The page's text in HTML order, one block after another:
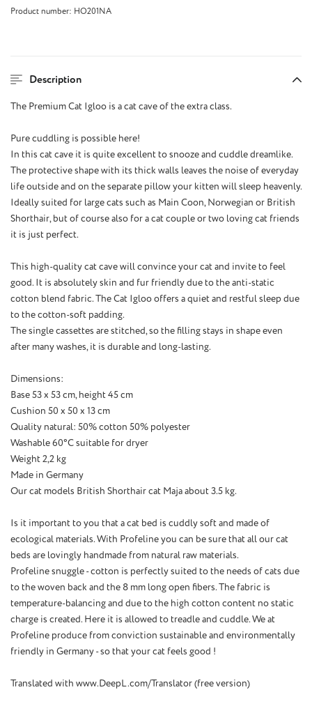
Product number: HO201NA
Description
The Premium Cat Igloo is a cat cave of the extra class.
Pure cuddling is possible here!
In this cat cave it is quite excellent to snooze and cuddle dreamlike.
The protective shape with its thick walls leaves the noise of everyday
life outside and on the separate pillow your kitten will sleep heavenly.
Ideally suited for large cats such as Main Coon, Norwegian or British
Shorthair, but of course also for a cat couple or two loving cat friends
it is just perfect.
This high-quality cat cave will convince your cat and invite to feel
good. It is absolutely skin and fur friendly due to the anti-static
cotton blend fabric. The Cat Igloo offers a quiet and restful sleep due
to the cotton-soft padding.
The single cassettes are stitched, so the filling stays in shape even
after many washes, it is durable and long-lasting.
Dimensions:
Base 53 x 53 cm, height 45 cm
Cushion 50 x 50 x 13 cm
Quality natural: 50% cotton 50% polyester
Washable 60°C suitable for dryer
Weight 2,2 kg
Made in Germany
Our cat models British Shorthair cat Maja about 3.5 kg.
Is it important to you that a cat bed is cuddly soft and made of
ecological materials. With Profeline you can be sure that all our cat
beds are lovingly handmade from natural raw materials.
Profeline snuggle - cotton is perfectly suited to the needs of cats due
to the woven back and the 8 mm long open fibers. The fabric is
temperature-balancing and due to the high cotton content no static
charge is created. Here it is allowed to treadle and cuddle. We at
Profeline produce from conviction sustainable and environmentally
friendly in Germany - so that your cat feels good !
Translated with www.DeepL.com/Translator (free version)